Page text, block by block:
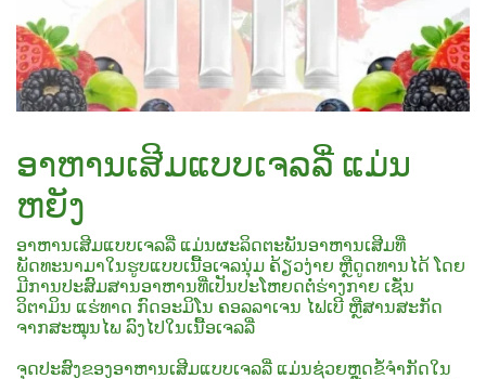
ອາຫານເສີມແບບເຈລລີ່ ແມ່ນ
ຫຍັງ
ອາຫານເສີມແບບເຈລລີ່ ແມ່ນຜະລິດຕະພັນອາຫານເສີມທີ່
ພັດທະນາມາໃນຮູບແບບເນື້ອເຈລນຸ່ມ ຄ້ຽວງ່າຍ ຫຼືດູດທານໄດ້ ໂດຍ
ມີການປະສົມສານອາຫານທີ່ເປັນປະໂຫຍດຕໍ່ຮ່າງກາຍ ເຊັ່ນ
ວິຕາມິນ ແຮ່ທາດ ກົດອະມິໂນ ຄອລລາເຈນ ໄຟເບີ ຫຼືສານສະກັດ
ຈາກສະໝຸນໄພ ລົງໄປໃນເນື້ອເຈລລີ່
ຈຸດປະສົງຂອງອາຫານເສີມແບບເຈລລີ່ ແມ່ນຊ່ວຍຫຼຸດຂໍ້ຈຳກັດໃນ